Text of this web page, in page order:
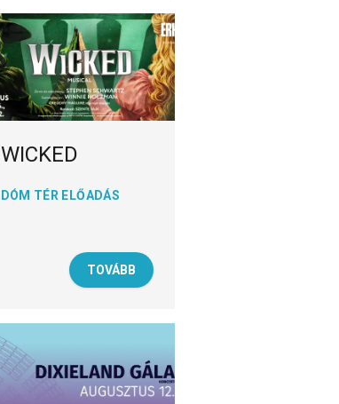
WICKED
DÓM TÉR ELŐADÁS
TOVÁBB